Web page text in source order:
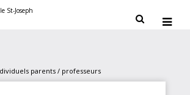
 
parents / professeurs